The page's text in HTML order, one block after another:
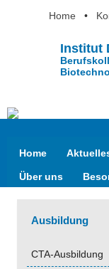
Home •
Institut
Home
Über uns
Ausbildung
CTA-Ausbildung